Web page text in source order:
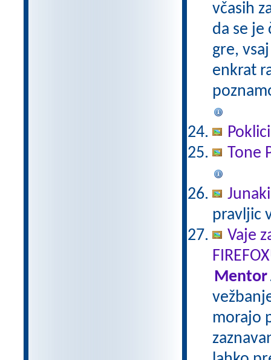
včasih
da se je
gre,
enkrat
Poklici
Tone
pravljic
Vaje
Mentor
morajo